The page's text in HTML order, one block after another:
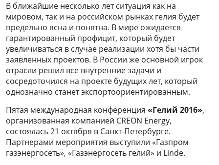
В ближайшие несколько лет ситуация как на
мировом, так и на российском рынках гелия будет
предельно ясна и понятна. В мире ожидается
гарантированный профицит, который будет
увеличиваться в случае реализации хотя бы части
заявленных проектов. В России же основной игрок
отрасли решил все внутренние задачи и
сосредоточился на проекте будущих лет, который
однозначно станет экспортоориентированным.
Пятая международная конференция «Гелий 2016»,
организованная компанией CREON Energy,
состоялась 21 октября в Санкт-Петербурге.
Партнерами мероприятия выступили «Газпром
газэнергосеть», «Газэнергосеть гелий» и Linde.